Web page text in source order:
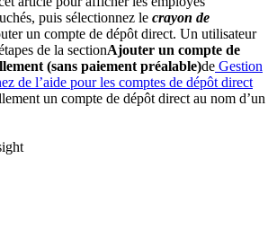
puis sélectionnez le crayon de
un compte de dépôt direct. Un utilisateur
de la sectionAjouter un compte de
(sans paiement préalable)de Gestion
de l’aide pour les comptes de dépôt direct
un compte de dépôt direct au nom d’un